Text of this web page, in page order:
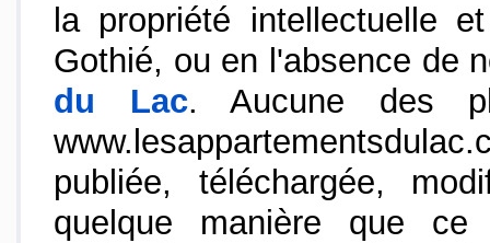
la propriété intellectuelle
Gothié, ou en l'absence de
du Lac. Aucune des
publiée, téléchargée,
quelque manière que